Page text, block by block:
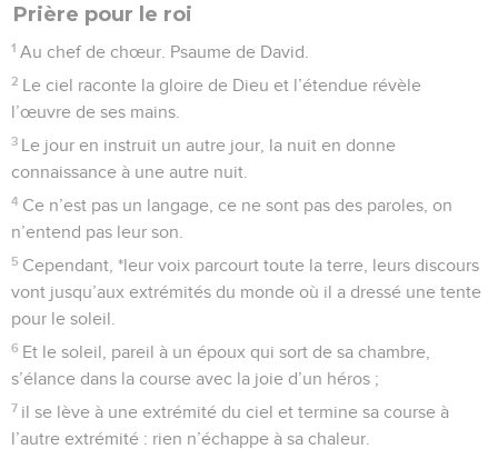
Prière pour le roi
1 Au chef de chœur. Psaume de David.
2 Le ciel raconte la gloire de Dieu et l’étendue révèle
l’œuvre de ses mains.
3 Le jour en instruit un autre jour, la nuit en donne
connaissance à une autre nuit.
4 Ce n’est pas un langage, ce ne sont pas des paroles, on
n’entend pas leur son.
5 Cependant, *leur voix parcourt toute la terre, leurs discours
vont jusqu’aux extrémités du monde où il a dressé une tente
pour le soleil.
6 Et le soleil, pareil à un époux qui sort de sa chambre,
s’élance dans la course avec la joie d’un héros ;
7 il se lève à une extrémité du ciel et termine sa course à
l’autre extrémité : rien n’échappe à sa chaleur.